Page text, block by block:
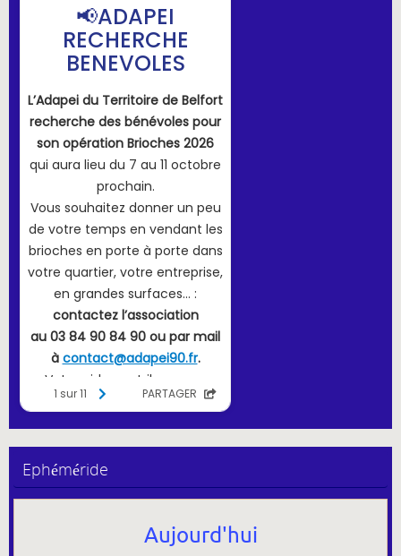
Ephéméride
Aujourd'hui